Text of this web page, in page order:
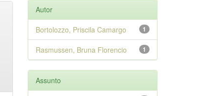
Autor
1
Bortolozzo, Priscila Camargo
1
Rasmussen, Bruna Florencio
Assunto